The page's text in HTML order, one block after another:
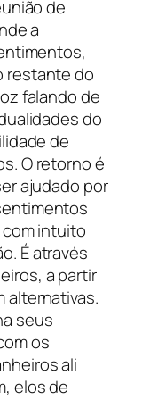
de
a
restante do
falando de
do
de
O retorno é
ajudado por
intuito
É através
a partir
alternativas.
seus
os
ali
elos de